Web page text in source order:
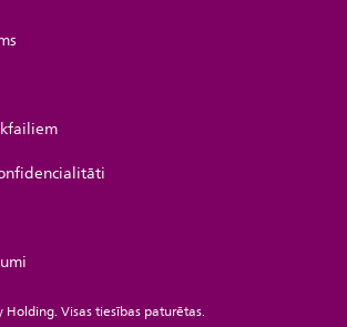
Visas tiesības paturētas.